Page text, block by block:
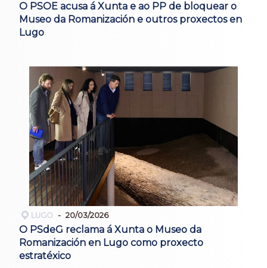
O PSOE acusa á Xunta e ao PP de bloquear o
Museo da Romanización e outros proxectos en
Lugo
LUGO 20/03/2026
O PSdeG reclama á Xunta o Museo da
Romanización en Lugo como proxecto
estratéxico